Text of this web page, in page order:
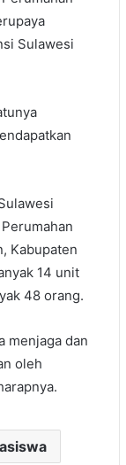
Sulawesi
Kabupaten
14 unit
48 orang.
menjaga dan
oleh